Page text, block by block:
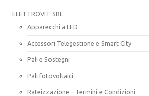
ELETTROVIT SRL
Apparecchi a LED
Accessori Telegestione e Smart City
Pali e Sostegni
Pali fotovoltaici
Rateizzazione – Termini e Condizioni